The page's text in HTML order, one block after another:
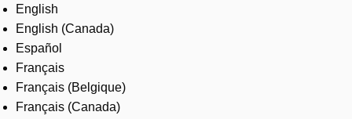
Careers
English
English (Canada)
Español
Français
Français (Belgique)
Français (Canada)